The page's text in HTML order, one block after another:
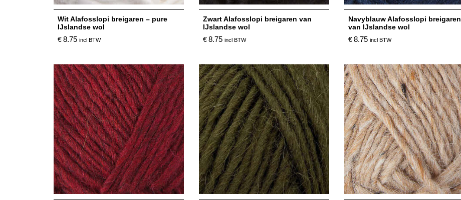
Wit Alafosslopi breigaren – pure
IJslandse wol
€8.75 incl BTW
Zwart Alafosslopi breigaren van
IJslandse wol
€8.75 incl BTW
Navyblauw Alafosslopi breigaren
van IJslandse wol
€8.75 incl BTW